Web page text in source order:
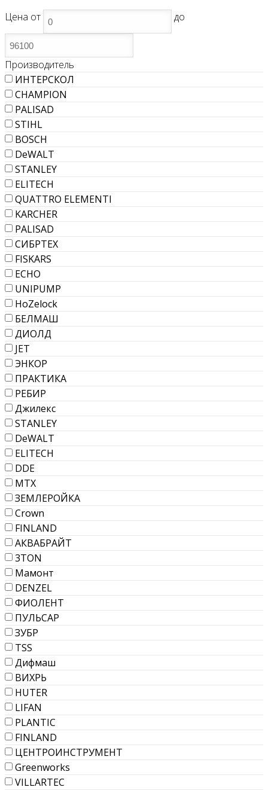
Цена от до
Производитель
ИНТЕРСКОЛ
CHAMPION
PALISAD
STIHL
BOSCH
DeWALT
STANLEY
ELITECH
QUATTRO ELEMENTI
KARCHER
PALISAD
СИБРТЕХ
FISKARS
ECHO
UNIPUMP
HoZelock
БЕЛМАШ
ДИОЛД
JET
ЭНКОР
ПРАКТИКА
РЕБИР
Джилекс
STANLEY
DeWALT
ELITECH
DDE
МТХ
ЗЕМЛЕРОЙКА
Crown
FINLAND
АКВАБРАЙТ
3TON
Мамонт
DENZEL
ФИОЛЕНТ
ПУЛЬСАР
ЗУБР
TSS
Дифмаш
ВИХРЬ
HUTER
LIFAN
PLANTIC
FINLAND
ЦЕНТРОИНСТРУМЕНТ
Greenworks
VILLARTEC